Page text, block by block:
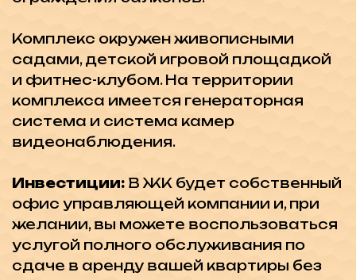
владельцу
Варианты планов беспроцентной
1.-35% первоначальный взнос
-65% выплачиваются ежемесячно или
ежеквартально до передачи ключей в
2.-75% первоначальный взнос
-25% выплачиваются ежемесячно или
«гарантированная аренда» под 8%
годовых
3.-100% оплата и включена опция
«гарантированная аренда» под 8%
годовых или 5% скидка
Предлагая сочетание современной